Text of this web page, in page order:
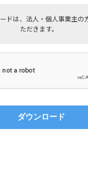
ドは、法人・個人事業主の
ただきます。